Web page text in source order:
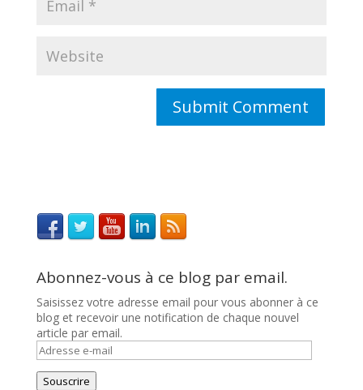
Abonnez-vous à ce blog par email.
Saisissez votre adresse email pour vous abonner à ce
blog et recevoir une notification de chaque nouvel
article par email.
Adresse
e-
mail
Souscrire